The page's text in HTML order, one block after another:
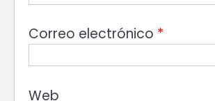
Correo electrónico *
Web